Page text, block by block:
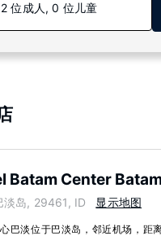
位成人, 0 位儿童
Batam Center
岛, 29461, ID 显示地图
巴淡位于巴淡岛，邻近机场，距